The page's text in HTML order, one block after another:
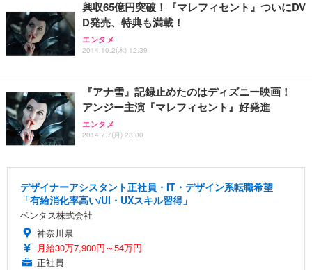
興収65億円突破！『マレフィセント』ついにDV
D発売、特典も満載！
エンタメ
2014.10.2(木) 12:39
『アナ雪』記録止めたのはディズニー映画！
アンジー主演『マレフィセント』好発進
エンタメ
2014.7.7(月) 23:00
デザイナーアシスタント正社員・IT・デザイン系転職希望
「有給消化率高い/UI・UXスキル習得」
ベンタス株式会社
神奈川県
月給30万7,900円～54万円
正社員